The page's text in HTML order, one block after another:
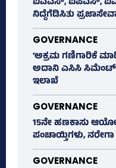
ನಿದ್ದೆಗೆಡಿಸಿತು
GOVERNANCE
‘ಅಕ್ರಮ ಗಣಿಗಾರಿಕೆ
ಅದಾನಿ ಎಸಿಸಿ ಸಿಮೆಂಟ್
ಇಲಾಖೆ
GOVERNANCE
15ನೇ ಹಣಕಾಸು
ಪಂಚಾಯ್ತಿಗಳು,
GOVERNANCE